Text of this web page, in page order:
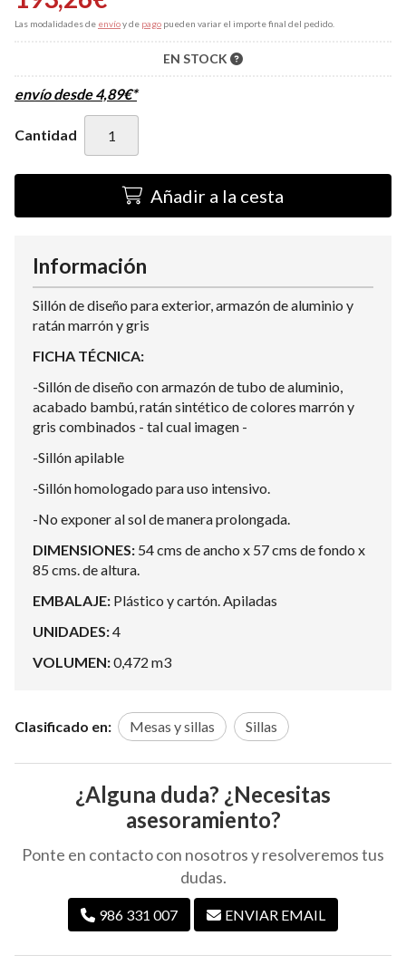
Las modalidades de envíoy de pago pueden variar el importe final del pedido.
EN STOCK
envío desde4,89€*
Cantidad
Añadir a la cesta
Información
Sillón de diseño para exterior, armazón de aluminio y
ratán marrón y gris
FICHA TÉCNICA:
-Sillón de diseño con armazón de tubo de aluminio,
acabado bambú, ratán sintético de colores marrón y
gris combinados - tal cual imagen -
-Sillón apilable
-Sillón homologado para uso intensivo.
-No exponer al sol de manera prolongada.
DIMENSIONES: 54 cms de ancho x 57 cms de fondo x
85 cms. de altura.
EMBALAJE: Plástico y cartón. Apiladas
UNIDADES:4
VOLUMEN:0,472 m3
Clasificado en: Mesas y sillas Sillas
¿Alguna duda? ¿Necesitas
asesoramiento?
Ponte en contacto con nosotros y resolveremos tus
dudas.
986 331 007 ENVIAR EMAIL